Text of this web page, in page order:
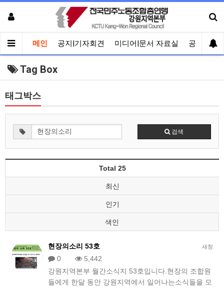
메인 공지|기자회견 미디어|문서 자료실 공유게시
Tag Box
태그박스
검색
Total 25
최신
인기
색인
새창
현장의소리 53호
0
5,442
강원지역본부 월간소식지 53호입니다.현장의 조합원
들에게 한달 동안 강원지역에서 일어나는소식들을 모